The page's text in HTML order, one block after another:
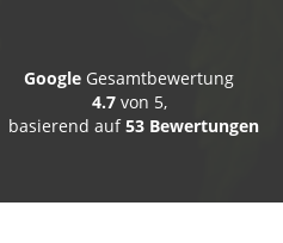
GoogleGesamtbewertung
4.7 von 5,
basierend auf53 Bewertungen